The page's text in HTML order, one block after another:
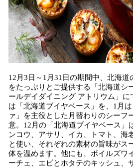
12月3日～1月31日の期間中、北海道
をたっぷりとご提供する「北海道シ
ールデイダイニング アトリウム」に
は「北海道ブイヤベース」を、1月
ァ」を主役とした月替わりのシーフ
意。12月の「北海道ブイヤベース」
ンコウ、アサリ、イカ、トマト、海
と使い、それぞれの素材の旨味がス
体を温めます。他にも、ボイルズワ
ーチェ、エビとホタテのキッシュ、